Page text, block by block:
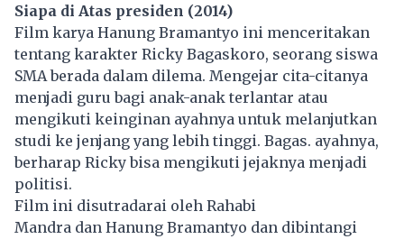
Siapa di Atas presiden (2014)
Film karya Hanung Bramantyo ini menceritakan
tentang karakter Ricky Bagaskoro, seorang siswa
SMA berada dalam dilema. Mengejar cita-citanya
menjadi guru bagi anak-anak terlantar atau
mengikuti keinginan ayahnya untuk melanjutkan
studi ke jenjang yang lebih tinggi. Bagas. ayahnya,
berharap Ricky bisa mengikuti jejaknya menjadi
politisi.
Film ini disutradarai oleh Rahabi
Mandra dan Hanung Bramantyo dan dibintangi